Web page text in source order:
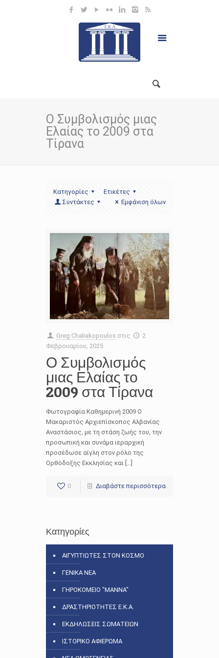
Ο Συμβολισμός μιας
Ελαίας το 2009 στα
Τίρανα
Κατηγορίες
Ετικέτες
Συντάκτες
Εμφάνιση όλων
Greg Chaliakopoulos στις
2
Φεβρουαρίου, 2025
Ο Συμβολισμός
μιας Ελαίας το
2009 στα Τίρανα
Φωτογραφία Καθημερινή 2009 Ο
Μακαριστός Αρχιεπίσκοπος Αλβανίας
Αναστάσιος, με τη στάση ζωής του, την
προσωπική και συνάμα ιεραρχική
προσέδωσε αίγλη στον ρόλο της
Ορθόδοξης Εκκλησίας και […]
0 Διαβάστε περισσότερα
Κατηγορίες
ΑΙΓΥΠΤΙΩΤΕΣ ΣΤΟΝ ΚΟΣΜΟ
ΓΕΝΙΚΑ ΝΕΑ
ΓΗΡΟΚΟΜΕΙΟ "ΜΑΝΝΑ"
ΔΡΑΣΤΗΡΙΟΤΗΤΕΣ Ε.Κ.Α.
ΕΚΔΗΛΩΣΕΙΣ ΣΩΜΑΤΕΙΩΝ
ΙΣΤΟΡΙΚΟ ΑΦΙΕΡΩΜΑ